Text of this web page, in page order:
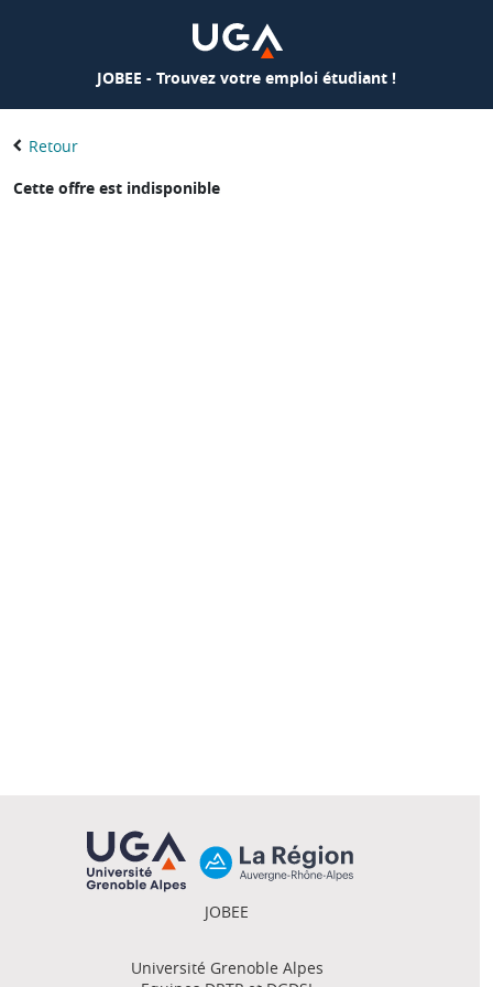
JOBEE - Trouvez votre emploi étudiant !
Retour
Cette offre est indisponible
JOBEE
Université Grenoble Alpes